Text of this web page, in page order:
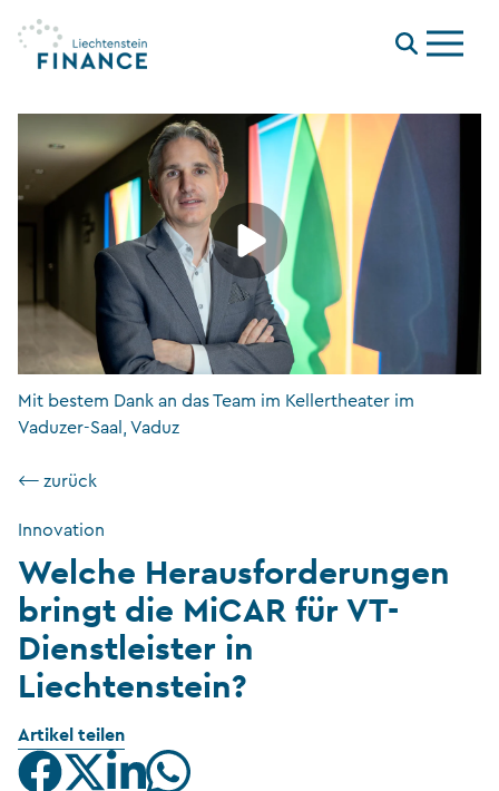
Menu
Mit bestem Dank an das Team im Kellertheater im
Vaduzer-Saal, Vaduz
⟵ zurück
Innovation
Welche Herausforderungen
bringt die MiCAR für VT-
Dienstleister in
Liechtenstein?
Artikel teilen